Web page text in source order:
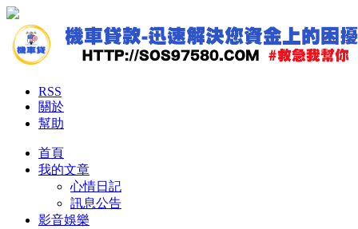
RSS
關於
幫助
首頁
我的文章
心情日記
訊息公告
影音娛樂